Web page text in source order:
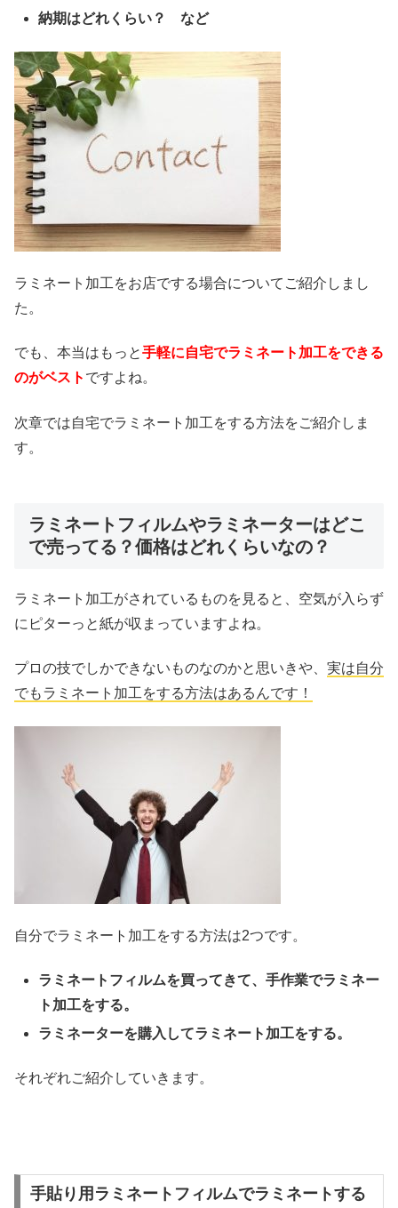
納期はどれくらい？ など
ラミネート加工をお店でする場合についてご紹介しまし
た。
でも、本当はもっと手軽に自宅でラミネート加工をできる
のがベスト ですよね。
次章では自宅でラミネート加工をする方法をご紹介しま
す。
ラミネートフィルムやラミネーターはどこ
で売ってる？価格はどれくらいなの？
ラミネート加工がされているものを見ると、空気が入らず
にピターっと紙が収まっていますよね。
プロの技でしかできないものなのかと思いきや、 実は自分
でもラミネート加工をする方法はあるんです！
自分でラミネート加工をする方法は2つです。
ラミネートフィルムを買ってきて、手作業でラミネー
ト加工をする。
ラミネーターを購入してラミネート加工をする。
それぞれご紹介していきます。
手貼り用ラミネートフィルムでラミネートする